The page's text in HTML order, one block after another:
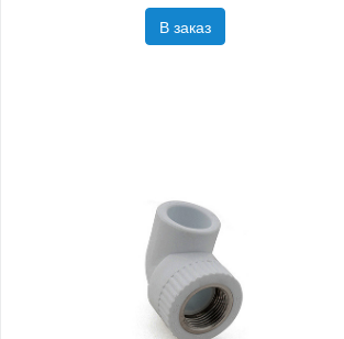
В заказ